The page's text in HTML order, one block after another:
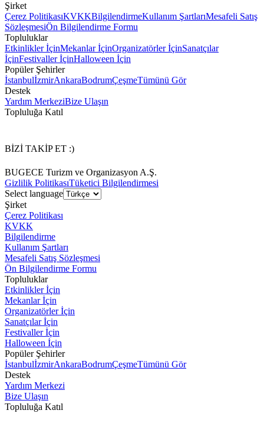
Şirket
Çerez PolitikasıKVKKBilgilendirmeKullanım ŞartlarıMesafeli Satış
SözleşmesiÖn Bilgilendirme Formu
Topluluklar
Etkinlikler İçinMekanlar İçinOrganizatörler İçinSanatçılar
İçinFestivaller İçinHalloween İçin
Popüler Şehirler
İstanbulİzmirAnkaraBodrumÇeşmeTümünü Gör
Destek
Yardım MerkeziBize Ulaşın
Topluluğa Katıl
BİZİ TAKİP ET :)
BUGECE Turizm ve Organizasyon A.Ş.
Gizlilik PolitikasıTüketici Bilgilendirmesi
Select language
Şirket
Çerez Politikası
KVKK
Bilgilendirme
Kullanım Şartları
Mesafeli Satış Sözleşmesi
Ön Bilgilendirme Formu
Topluluklar
Etkinlikler İçin
Mekanlar İçin
Organizatörler İçin
Sanatçılar İçin
Festivaller İçin
Halloween İçin
Popüler Şehirler
İstanbulİzmirAnkaraBodrumÇeşmeTümünü Gör
Destek
Yardım Merkezi
Bize Ulaşın
Topluluğa Katıl